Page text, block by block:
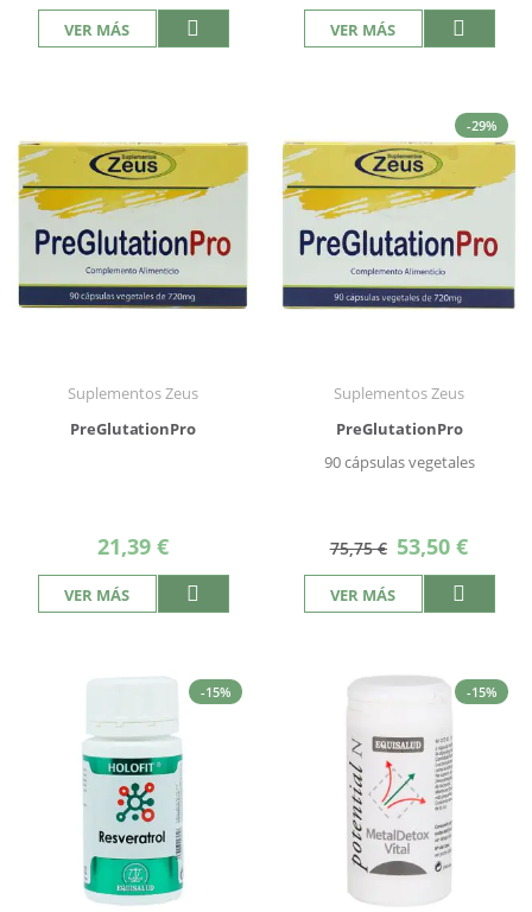
VER MÁS VER MÁS
Suplementos Zeus
PreGlutationPro
21,39 €
VER MÁS
-29%
Suplementos Zeus
PreGlutationPro
90 cápsulas vegetales
75,75 € Precio
especial
53,50 €
VER MÁS
-15% -15%